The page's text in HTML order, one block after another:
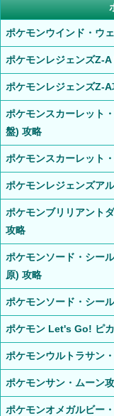
ポケモンウインド・ウ
ポケモンレジェンズZ-
ポケモンレジェンズZ-A
ポケモンスカーレット
盤) 攻略
ポケモンスカーレット
ポケモンレジェンズア
ポケモンブリリアント
攻略
ポケモンソード・シー
原) 攻略
ポケモンソード・シー
ポケモン Let's Go! ピ
ポケモンウルトラサン
ポケモンサン・ムーン
ポケモンオメガルビー